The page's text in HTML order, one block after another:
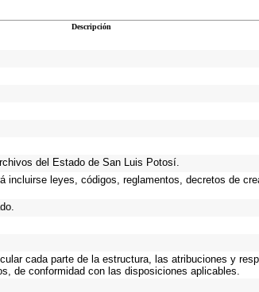
Descripción
del Estado de San Luis Potosí.
leyes, códigos, reglamentos, decretos de
cada parte de la estructura, las atribuciones y
de conformidad con las disposiciones aplicables.